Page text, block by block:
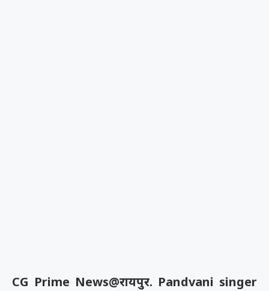
CG Prime News@रायपुर. Pandvani singer